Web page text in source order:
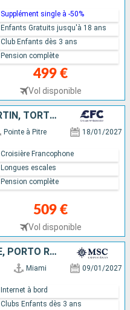
499 €
Vol disponible
Supplément single à -50%
Enfants Gratuits jusqu'à 18 ans
Club Enfants dès 3 ans
Pension complète
SAINTE-LUCIE, SAINT-MARTIN, TORTOLA, ANTIGUA-ET-BARBUDA, DOMINIQUE, GUADELOUPE
Pointe à Pitre 18/01/2027
509 €
Vol disponible
Croisière Francophone
Longues escales
Pension complète
RÉPUBLIQUE DOMINICAINE, PORTO RICO, BAHAMAS, ÉTATS-UNIS
Miami 09/01/2027
Internet à bord
Clubs Enfants dès 3 ans